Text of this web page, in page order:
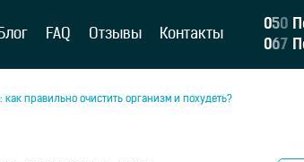
Блог FAQ Отзывы Контакты
050
067
как правильно очистить организм и похудеть?